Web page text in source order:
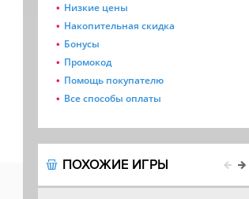
Низкие цены
Накопительная скидка
Бонусы
Промокод
Помощь покупателю
Все способы оплаты
ПОХОЖИЕ ИГРЫ